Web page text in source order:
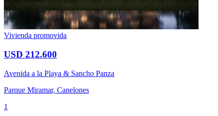
Vivienda promovida
USD 212.600
Avenida a la Playa & Sancho Panza
Parque Miramar, Canelones
1